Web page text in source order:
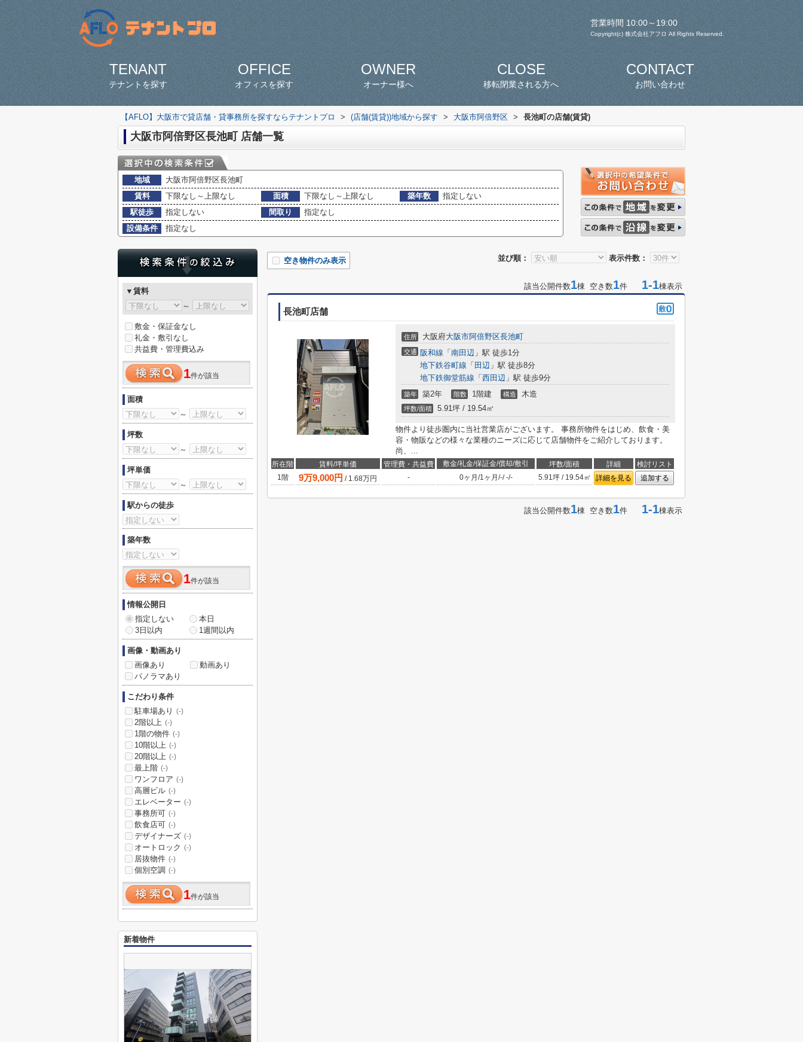
営業時間 10:00～19:00
Copyright(c) 株式会社アフロ All Rights Reserved.
TENANT
テナントを探す
OFFICE
オフィスを探す
OWNER
オーナー様へ
CLOSE
移転閉業される方へ
CONTACT
お問い合わせ
【AFLO】大阪市で貸店舗・貸事務所を探すならテナントプロ > (店舗(賃貸))地域から探す > 大阪市阿倍野区 > 長池町の店舗(賃貸)
大阪市阿倍野区長池町 店舗一覧
地域
大阪市阿倍野区長池町
賃料
下限なし～上限なし 面積 下限なし～上限なし 築年数
指定しない
駅徒歩
指定しない 間取り
指定なし
設備条件
指定なし
並び順： 表示件数：
空き物件のみ表示
該当公開件数1棟 空き数1件 1-1棟表示
長池町店舗
住所 大阪府大阪市阿倍野区長池町
交通 阪和線 「 南田辺 」駅 徒歩1分
地下鉄谷町線 「 田辺 」駅 徒歩8分
地下鉄御堂筋線 「 西田辺 」駅 徒歩9分
築年 築2年 階数 1階建 構造 木造
坪数/面積 5.91坪 / 19.54㎡
物件より徒歩圏内に当社営業店がございます。 事務所物件をはじめ、飲食・美
容・物販などの様々な業種のニーズに応じて店舗物件をご紹介しております。
尚、...
所在階 賃料/坪単価 管理費・共益費 敷金/礼金/保証金/償却/敷引 坪数/面積 詳細
検討リスト
1階
9万9,000円 / 1.68万円 - 0ヶ月 /1ヶ月 /-/-/- 5.91坪 / 19.54㎡ 詳細を見る 追加する
該当公開件数1棟 空き数1件 1-1棟表示
▼賃料
～
敷金・保証金なし
礼金・敷引なし
共益費・管理費込み
1件が該当
面積
～
坪数
～
坪単価
～
駅からの徒歩
築年数
1件が該当
情報公開日
指定しない
本日
3日以内
1週間以内
画像・動画あり
画像あり
動画あり
パノラマあり
こだわり条件
駐車場あり
(-)
2階以上 (-)
1階の物件 (-)
10階以上 (-)
20階以上 (-)
最上階 (-)
ワンフロア (-)
高層ビル (-)
エレベーター (-)
事務所可 (-)
飲食店可 (-)
デザイナーズ (-)
オートロック (-)
居抜物件 (-)
個別空調 (-)
1件が該当
新着物件